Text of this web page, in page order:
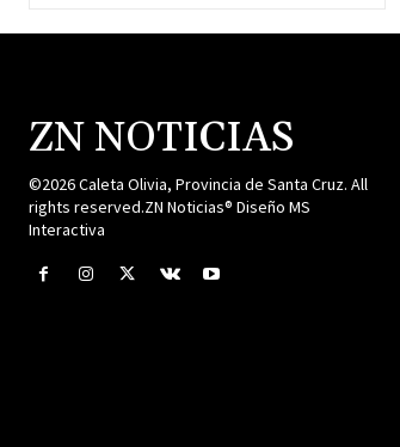
ZN NOTICIAS
©2026 Caleta Olivia, Provincia de Santa Cruz. All
rights reserved.ZN Noticias® Diseño MS
Interactiva